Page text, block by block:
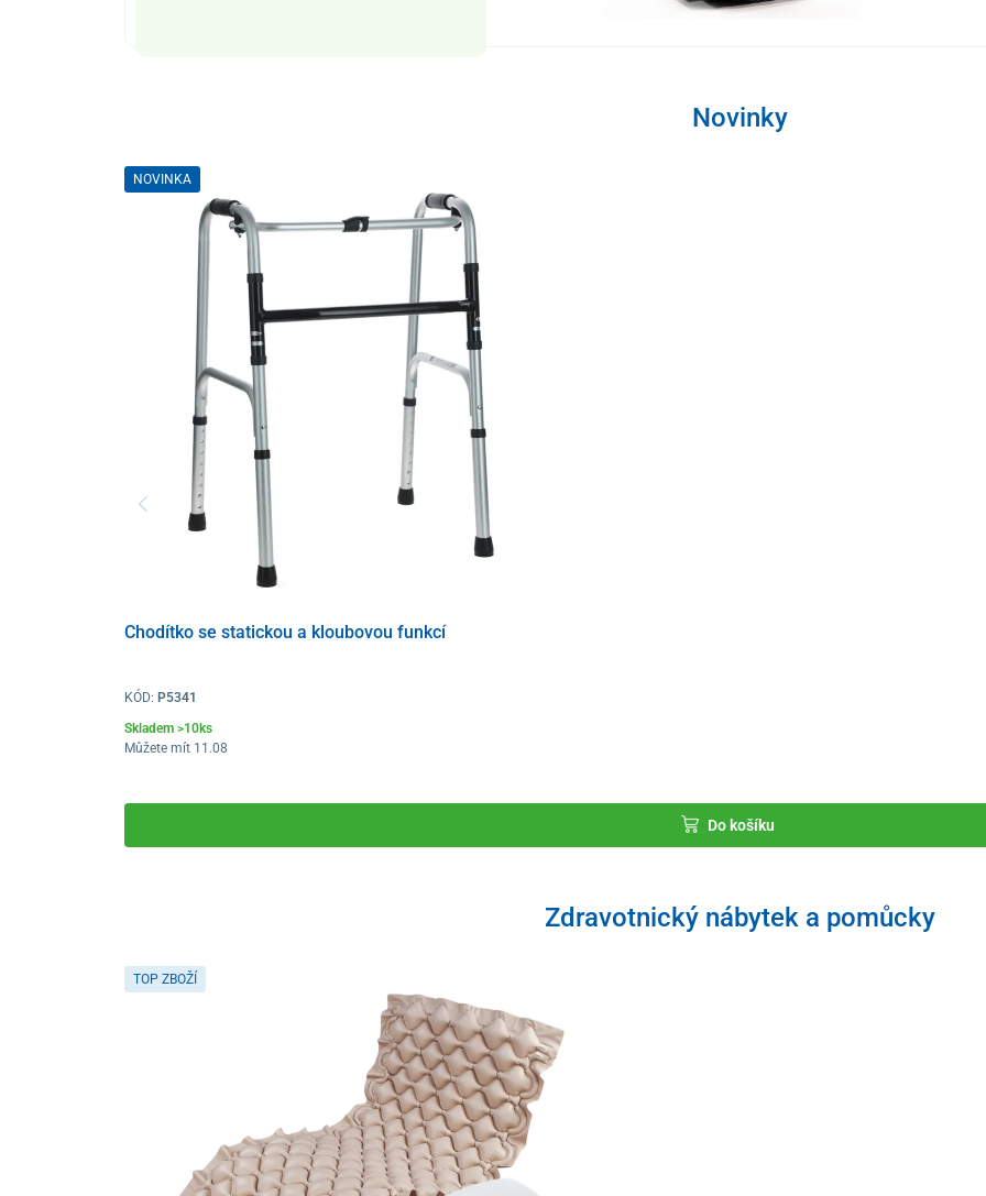
Novinky
NOVINKA
Chodítko se statickou a kloubovou funkcí
KÓD: P5341
Skladem >10ks
Můžete mít 11.08
Do košíku
Zdravotnický nábytek a pomůcky
TOP ZBOŽÍ